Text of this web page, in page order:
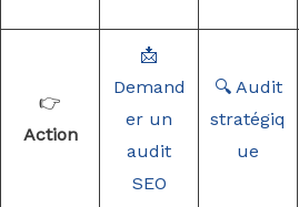
👉
Action
📩
Demand
er un
audit
SEO
🔍 Audit
stratégiq
ue